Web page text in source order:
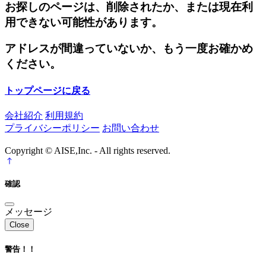
お探しのページは、削除されたか、または現在利
用できない可能性があります。
アドレスが間違っていないか、もう一度お確かめ
ください。
トップページに戻る
会社紹介 利用規約
プライバシーポリシー お問い合わせ
Copyright © AISE,Inc. - All rights reserved.
確認
メッセージ
Close
警告！！